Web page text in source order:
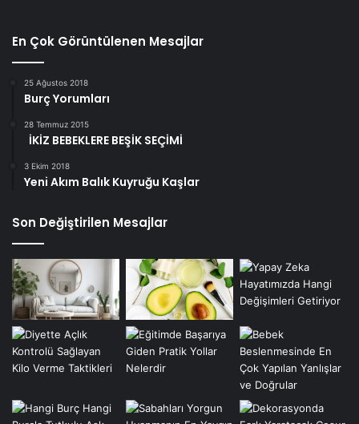
En Çok Görüntülenen Mesajlar
25 Ağustos 2018
Burç Yorumları
28 Temmuz 2015
İKİZ BEBEKLERE BEŞİK SEÇİMİ
3 Ekim 2018
Yeni Akım Balık Kuyruğu Kaşlar
Son Değiştirilen Mesajlar